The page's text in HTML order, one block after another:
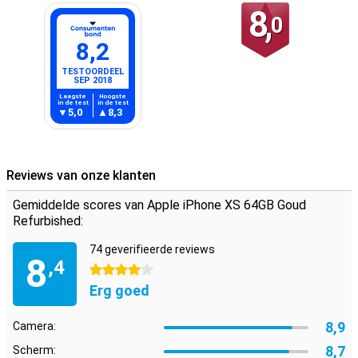
8,2
TESTOORDEEL
SEP 2018
Laagste
in de test
5,0
Hoogste
in de test
8,3
8,0
Reviews van onze klanten
Gemiddelde scores van Apple iPhone XS 64GB Goud
Refurbished:
8,4
74 geverifieerde reviews
4 sterren
Erg goed
Camera: 8,9
Scherm: 8,7